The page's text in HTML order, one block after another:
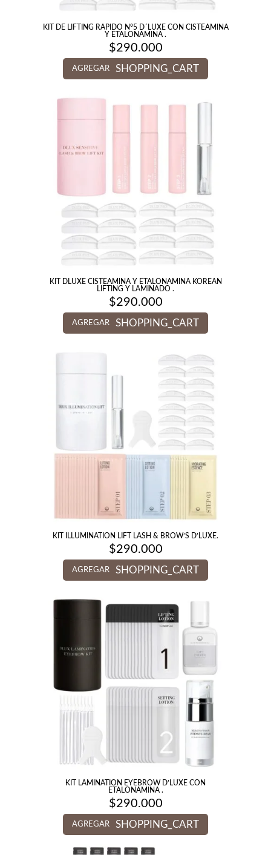
KIT DE LIFTING RAPIDO N°5 D´LUXE CON CISTEAMINA
Y ETALONAMINA .
$290.000
AGREGAR SHOPPING_CART
KIT DLUXE CISTEAMINA Y ETALONAMINA KOREAN
LIFTING Y LAMINADO .
$290.000
AGREGAR SHOPPING_CART
KIT ILLUMINATION LIFT LASH & BROW’S D’LUXE.
$290.000
AGREGAR SHOPPING_CART
KIT LAMINATION EYEBROW D’LUXE CON
ETALONAMINA .
$290.000
AGREGAR SHOPPING_CART